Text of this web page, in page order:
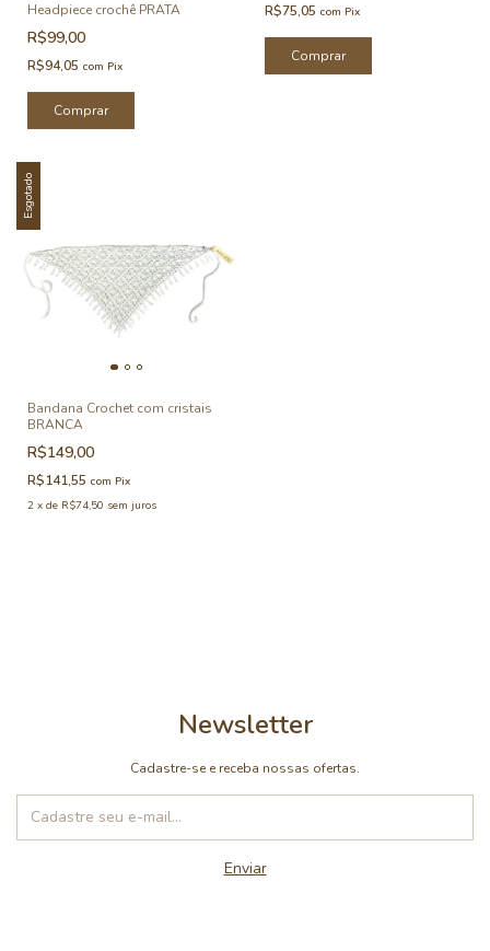
Headpiece crochê PRATA
R$99,00
R$94,05 com Pix
R$75,05 com Pix
Esgotado
Bandana Crochet com cristais
BRANCA
R$149,00
R$141,55 com Pix
2 x de R$74,50 sem juros
Newsletter
Cadastre-se e receba nossas ofertas.